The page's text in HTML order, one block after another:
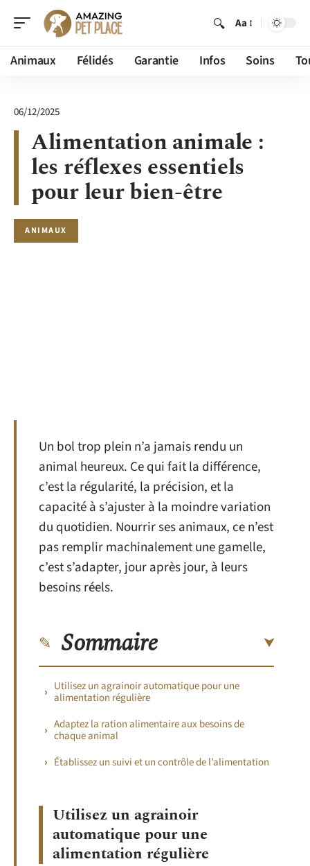
Aa
Animaux Félidés Garantie Infos Soins
06/12/2025
Alimentation animale :
les réflexes essentiels
pour leur bien-être
ANIMAUX
Un bol trop plein n’a jamais rendu un
animal heureux. Ce qui fait la différence,
c’est la régularité, la précision, et la
capacité à s’ajuster à la moindre variation
du quotidien. Nourrir ses animaux, ce n’est
pas remplir machinalement une gamelle,
c’est s’adapter, jour après jour, à leurs
besoins réels.
Sommaire
Utilisez un agrainoir automatique pour une
alimentation régulière
Adaptez la ration alimentaire aux besoins de
chaque animal
Établissez un suivi et un contrôle de l’alimentation
Utilisez un agrainoir
automatique pour une
alimentation régulière